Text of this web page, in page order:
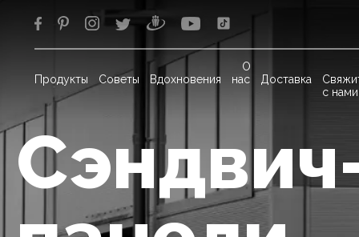
Продукты Советы Вдохновения
О
нас
Доставка
с нами